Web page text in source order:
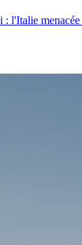
l'Italie menacée